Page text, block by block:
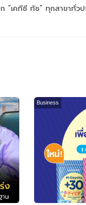
เคทีซี ทัช” ทุกสาขาทั่วป
Business